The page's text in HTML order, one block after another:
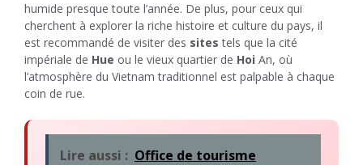
humide presque toute l’année. De plus, pour ceux qui
cherchent à explorer la riche histoire et culture du pays, il
est recommandé de visiter des sites tels que la cité
impériale de Hue ou le vieux quartier de Hoi An, où
l’atmosphère du Vietnam traditionnel est palpable à chaque
coin de rue.
Lire aussi : Office de tourisme